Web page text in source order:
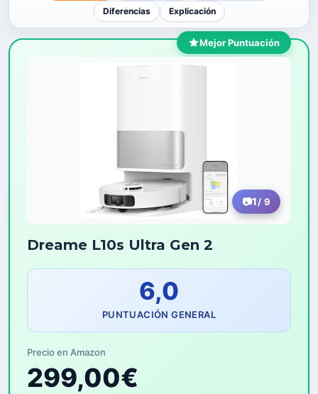
Diferencias
Explicación
Mejor Puntuación
1/ 9
Dreame L10s Ultra Gen 2
6,0
PUNTUACIÓN GENERAL
Precio en Amazon
299,00€